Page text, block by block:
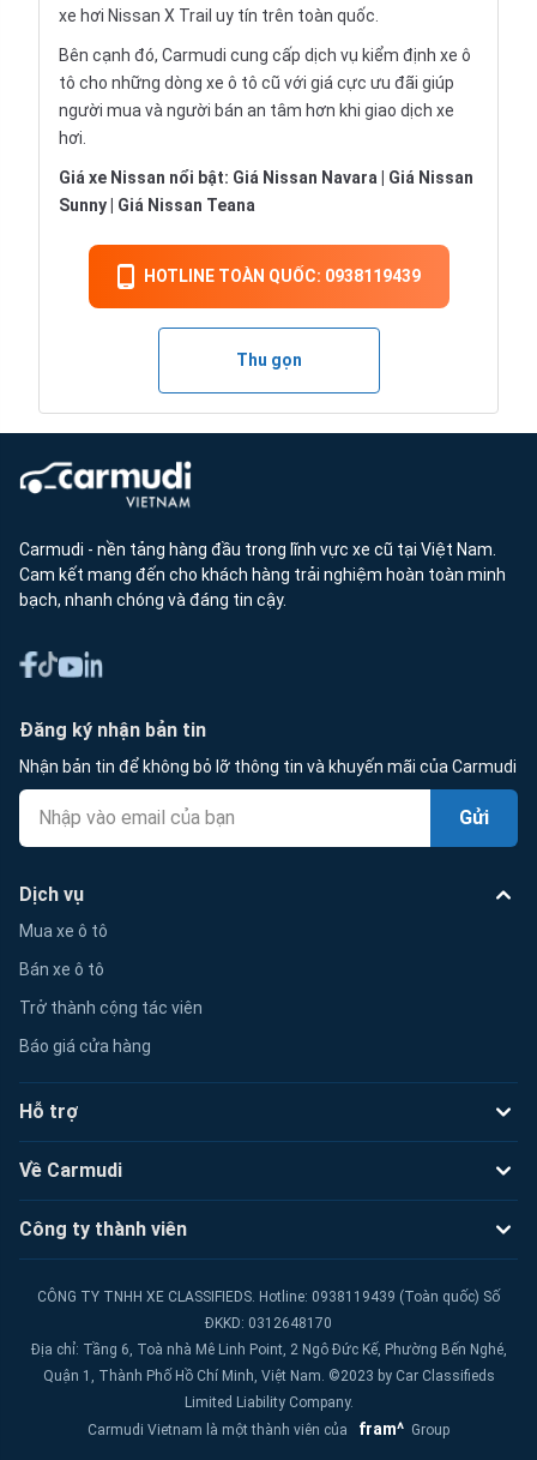
xe hơi Nissan X Trail uy tín trên toàn quốc.
Bên cạnh đó, Carmudi cung cấp dịch vụ kiểm định xe ô
tô cho những dòng xe ô tô cũ với giá cực ưu đãi giúp
người mua và người bán an tâm hơn khi giao dịch xe
hơi.
Giá xe Nissan nổi bật: Giá Nissan Navara
Giá Nissan
Sunny
Giá Nissan Teana
HOTLINE TOÀN QUỐC: 0938119439
Thu gọn
Carmudi - nền tảng hàng đầu trong lĩnh vực xe cũ tại Việt Nam.
Cam kết mang đến cho khách hàng trải nghiệm hoàn toàn minh
bạch, nhanh chóng và đáng tin cậy.
Đăng ký nhận bản tin
Nhận bản tin để không bỏ lỡ thông tin và khuyến mãi của Carmudi
Gửi
Dịch vụ
Mua xe ô tô
Bán xe ô tô
Trở thành cộng tác viên
Báo giá cửa hàng
Hỗ trợ
Về Carmudi
Công ty thành viên
CÔNG TY TNHH XE CLASSIFIEDS. Hotline: 0938119439 (Toàn quốc) Số
ĐKKD: 0312648170
Địa chỉ: Tầng 6, Toà nhà Mê Linh Point, 2 Ngô Đức Kế, Phường Bến Nghé,
Quận 1, Thành Phố Hồ Chí Minh, Việt Nam. ©2023 by Car Classifieds
Limited Liability Company.
Carmudi Vietnam là một thành viên của
fram^ Group